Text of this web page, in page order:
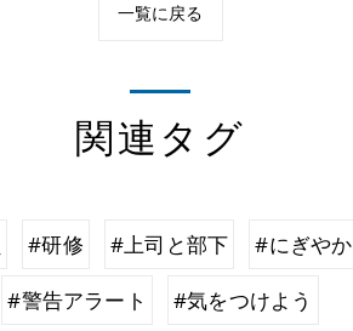
一覧に戻る
関連タグ
#研修 #上司と部下 #にぎやか
#警告アラート
#気をつけよう